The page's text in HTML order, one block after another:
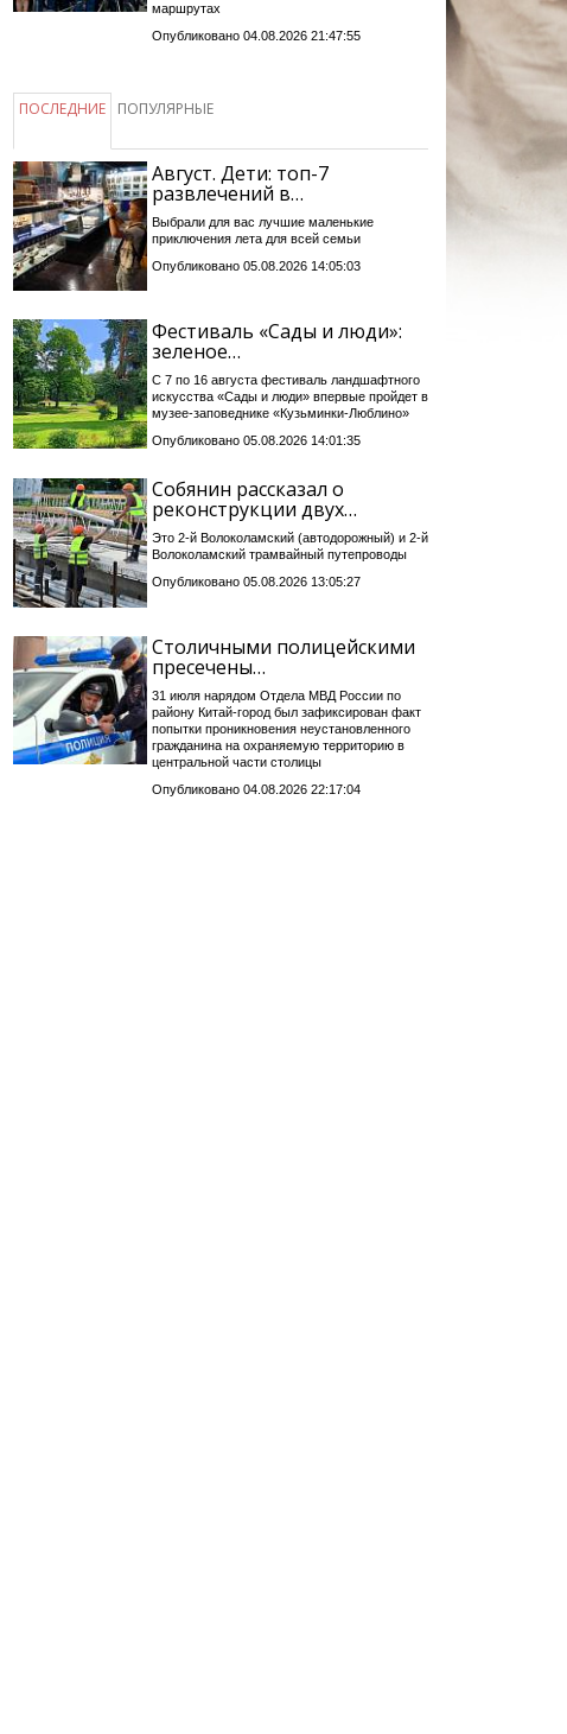
маршрутах
Опубликовано 04.08.2026 21:47:55
ПОСЛЕДНИЕ ПОПУЛЯРНЫЕ
Август. Дети: топ-7
развлечений в…
Выбрали для вас лучшие маленькие
приключения лета для всей семьи
Опубликовано 05.08.2026 14:05:03
Фестиваль «Сады и люди»:
зеленое…
С 7 по 16 августа фестиваль ландшафтного
искусства «Сады и люди» впервые пройдет в
музее-заповеднике «Кузьминки-Люблино»
Опубликовано 05.08.2026 14:01:35
Собянин рассказал о
реконструкции двух…
Это 2-й Волоколамский (автодорожный) и 2-й
Волоколамский трамвайный путепроводы
Опубликовано 05.08.2026 13:05:27
Столичными полицейскими
пресечены…
31 июля нарядом Отдела МВД России по
району Китай-город был зафиксирован факт
попытки проникновения неустановленного
гражданина на охраняемую территорию в
центральной части столицы
Опубликовано 04.08.2026 22:17:04